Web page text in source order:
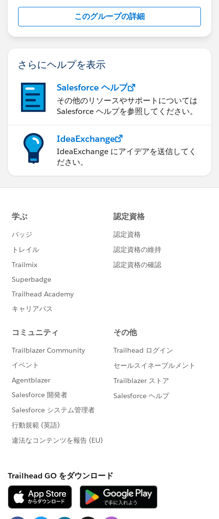
このグループの詳細
さらにヘルプを表示
Salesforce ヘルプ
その他のリソースやサポートについては
Salesforce ヘルプを参照してください。
IdeaExchange
IdeaExchange にアイデアを送信してく
ださい。